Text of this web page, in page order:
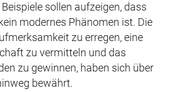
sollen aufzeigen, dass
modernes Phänomen ist. Die
zu erregen, eine
zu vermitteln und das
zu gewinnen, haben sich über
bewährt.